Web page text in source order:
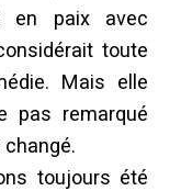
en paix avec
toute
Mais elle
pas remarqué
changé.
toujours été